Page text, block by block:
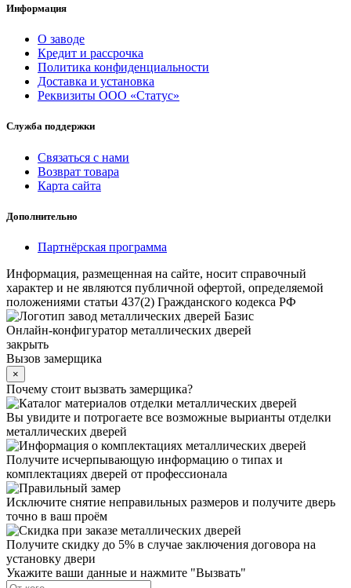
Информация
О заводе
Кредит и рассрочка
Политика конфиденциальности
Доставка и установка
Реквизиты ООО «Статус»
Служба поддержки
Связаться с нами
Возврат товара
Карта сайта
Дополнительно
Партнёрская программа
Информация, размещенная на сайте, носит справочный
характер и не являются публичной офертой, определяемой
положениями статьи 437(2) Гражданского кодекса РФ
Онлайн-конфигуратор металлических дверей
закрыть
Вызов замерщика
×
Почему стоит вызвать замерщика?
Вы увидите и потрогаете все возможные вырианты отделки
металлических дверей
Получите исчерпывающую информацию о типах и
комплектациях дверей от профессионала
Исключите снятие неправильных размеров и получите дверь
точно в ваш проём
Получите скидку до 5% в случае заключения договора на
установку двери
Укажите ваши данные и нажмите "Вызвать"